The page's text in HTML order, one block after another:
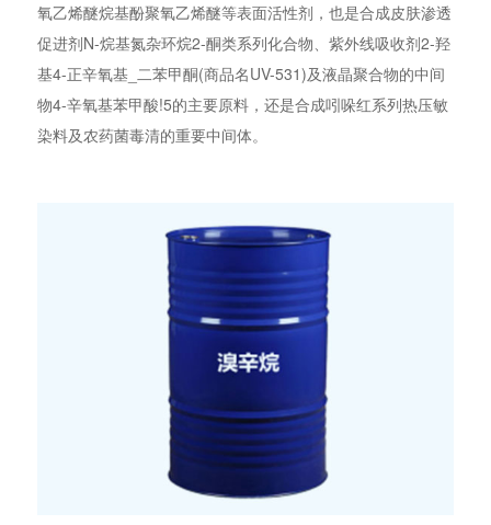
氧乙烯醚烷基酚聚氧乙烯醚等表面活性剂，也是合成皮肤渗透
促进剂N-烷基氮杂环烷2-酮类系列化合物、紫外线吸收剂2-羟
基4-正辛氧基_二苯甲酮(商品名UV-531)及液晶聚合物的中间
物4-辛氧基苯甲酸!5的主要原料，还是合成吲哚红系列热压敏
染料及农药菌毒清的重要中间体。